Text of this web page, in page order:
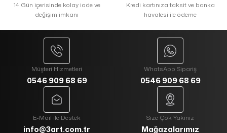
14 Gün içerisinde kolay iade ve
değişim imkanı
Kredi kartınıza taksit ve banka
havalesi ile ödeme
Müşteri Hizmetleri
0546 909 68 69
WhatsApp Sipariş
0546 909 68 69
E-Mail ile Destek
info@3art.com.tr
Size Çok Yakınız
Mağazalarımız